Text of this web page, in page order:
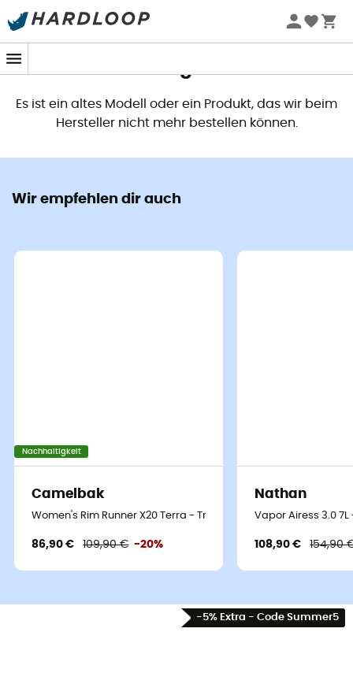
Dieses Produkt ist nicht mehr
Es ist ein altes Modell oder ein Produkt, das wir beim
Hersteller nicht mehr bestellen können.
Wir empfehlen dir auch
Nachhaltigkeit
Camelbak
Women's Rim Runner X20 Terra - Trinkrucksack
86,90 € 109,90 € -20%
Nathan
Vapor Airess 3.0
108,90 € 154,90
-5% Extra - Code Summer5